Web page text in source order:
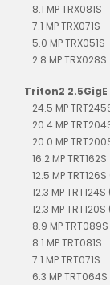
8.1 MP TRX081S
7.1 MP TRX071S
5.0 MP TRX051S
2.8 MP TRX028S
Triton2 2.5GigE
24.5 MP
20.4 MP
20.0 MP
16.2 MP TRT162S
12.5 MP
12.3 MP
12.3 MP
8.9 MP TRT089S
8.1 MP TRT081S
7.1 MP TRT071S
6.3 MP TRT064S